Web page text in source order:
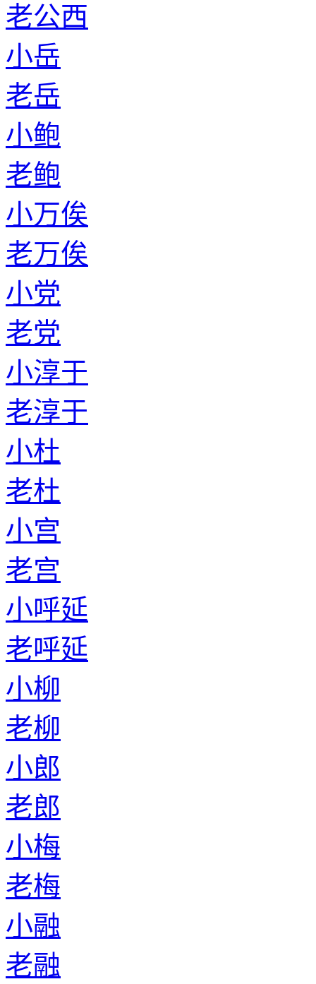
老公西
小岳
老岳
小鲍
老鲍
小万俟
老万俟
小党
老党
小淳于
老淳于
小杜
老杜
小宫
老宫
小呼延
老呼延
小柳
老柳
小郎
老郎
小梅
老梅
小融
老融